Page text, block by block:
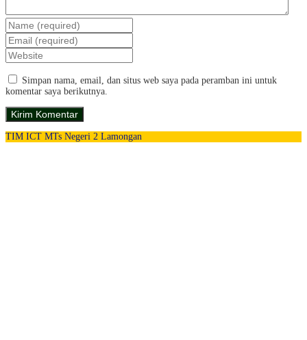
Simpan nama, email, dan situs web saya pada peramban ini untuk
komentar saya berikutnya.
TIM ICT MTs Negeri 2 Lamongan